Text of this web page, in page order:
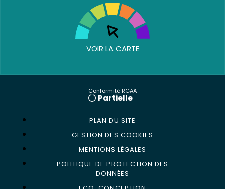
VOIR LA CARTE
Conformité RGAA
Partielle
PLAN DU SITE
GESTION DES COOKIES
MENTIONS LÉGALES
POLITIQUE DE PROTECTION DES
DONNÉES